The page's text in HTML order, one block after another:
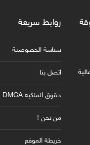
روابط سريعة
سياسة الخصوصية
اتصل بنا
حقوق الملكية DMCA
من نحن !
خريطة الموقع